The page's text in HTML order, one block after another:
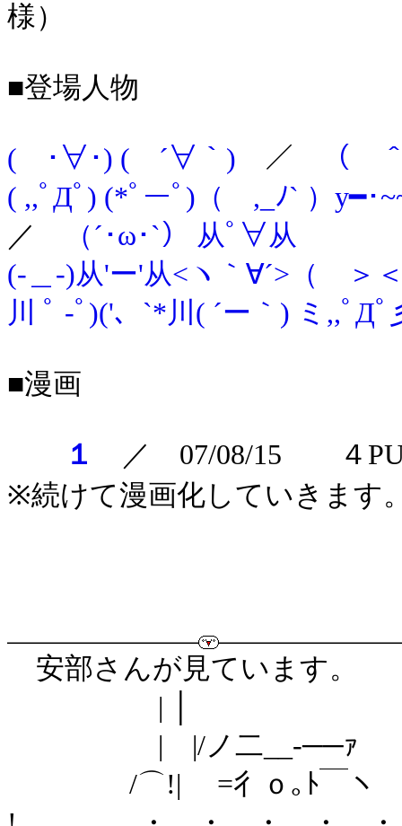
様）
■登場人物
( ･∀･) ( ´∀｀) ／
（
( ,,ﾟДﾟ) (*ﾟーﾟ)（ ,_ﾉ` ）y━･
／
（´･ω･`） 从ﾟ∀从
(-＿-)从'ー'从<ヽ｀∀´>（ ＞
川 ﾟ -ﾟ)('、`*川( ´ー｀) ミ,,ﾟД
■漫画
１
／ 07/08/15 ４
※続けて漫画化していきます
安部さんが見ています。
| │
| |/ノ二__‐──ｧ ヽﾆ
/⌒!| =彳ｏ｡ﾄ￣ヽ